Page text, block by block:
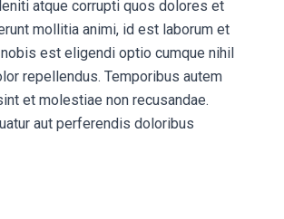
atque corrupti quos dolores et
mollitia animi, id est laborum et
est eligendi optio cumque nihil
repellendus. Temporibus autem
et molestiae non recusandae.
aut perferendis doloribus